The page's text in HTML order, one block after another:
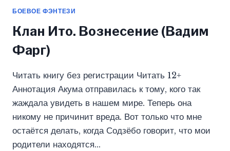
БОЕВОЕ ФЭНТЕЗИ
Клан Ито. Вознесение (Вадим
Фарг)
Читать книгу без регистрации Читать 12+
Аннотация Акума отправилась к тому, кого так
жаждала увидеть в нашем мире. Теперь она
никому не причинит вреда. Вот только что мне
остаётся делать, когда Содзёбо говорит, что мои
родители находятся…